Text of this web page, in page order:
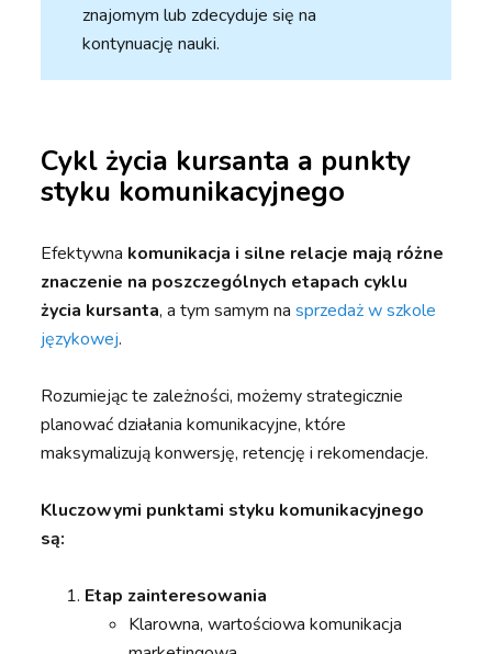
znajomym lub zdecyduje się na
kontynuację nauki.
Cykl życia kursanta a punkty
styku komunikacyjnego
Efektywna komunikacja i silne relacje mają różne
znaczenie na poszczególnych etapach cyklu
życia kursanta, a tym samym nasprzedaż w szkole
językowej.
Rozumiejąc te zależności, możemy strategicznie
planować działania komunikacyjne, które
maksymalizują konwersję, retencję i rekomendacje.
Kluczowymi punktami styku komunikacyjnego
są:
Etap zainteresowania
Klarowna, wartościowa komunikacja